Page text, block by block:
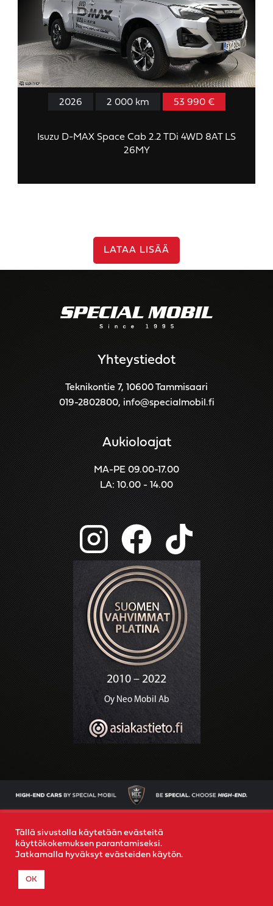
2026 2 000 km 53 990 €
Isuzu D-MAX Space Cab 2.2 TDi 4WD 8AT LS
26MY
LATAA LISÄÄ
Yhteystiedot
Teknikontie 7, 10600 Tammisaari
019-2802800, info@specialmobil.fi
Aukioloajat
MA-PE 09.00-17.00
LA: 10.00 - 14.00
AJONEUVOT OSTAMME AUTOSI
© 2022
Tällä sivustolla käytetään evästeitä
käyttökokemuksen parantamiseksi.
Jatkamalla hyväksyt evästeiden käytön.
OK